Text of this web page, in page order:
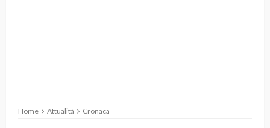
Home Attualità Cronaca